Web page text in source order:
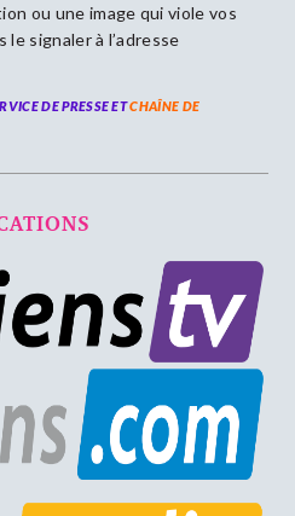
ou une image qui viole vos
le signaler à l’adresse
DE PRESSE ETCHAÎNE DE